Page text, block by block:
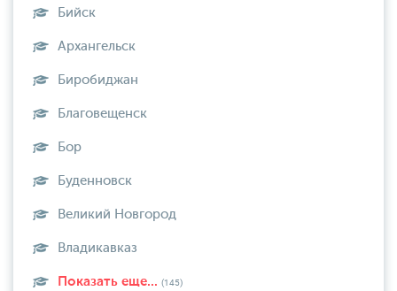
Бийск
Архангельск
Биробиджан
Благовещенск
Бор
Буденновск
Великий Новгород
Владикавказ
Показать еще... (145)